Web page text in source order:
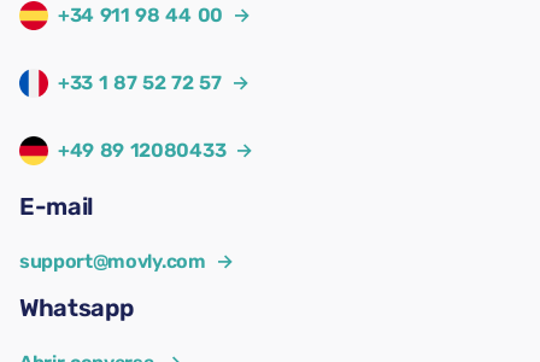
+34 911 98 44 00 →
+33 1 87 52 72 57 →
+49 89 12080433 →
E-mail
support@movly.com →
Whatsapp